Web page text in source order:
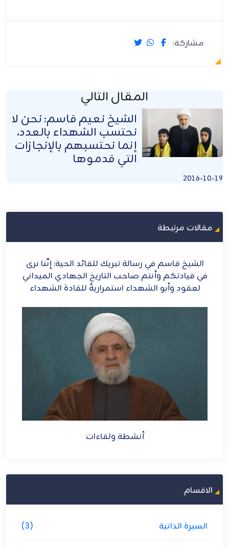
مشاركة:
المقال التالي
الشيخ نعيم قاسم: نحن لا
نحتسب الشهداء بالعدد،
إنما نحتسبهم بالإنجازات
التي قدموها
2016-10-19
مقالات مرتبطة
نرى
الشيخ قاسم: إيران أيقونة العزة والشرف
أنشطة ولقاءات
الاقسام
السيرة الذاتية (3)